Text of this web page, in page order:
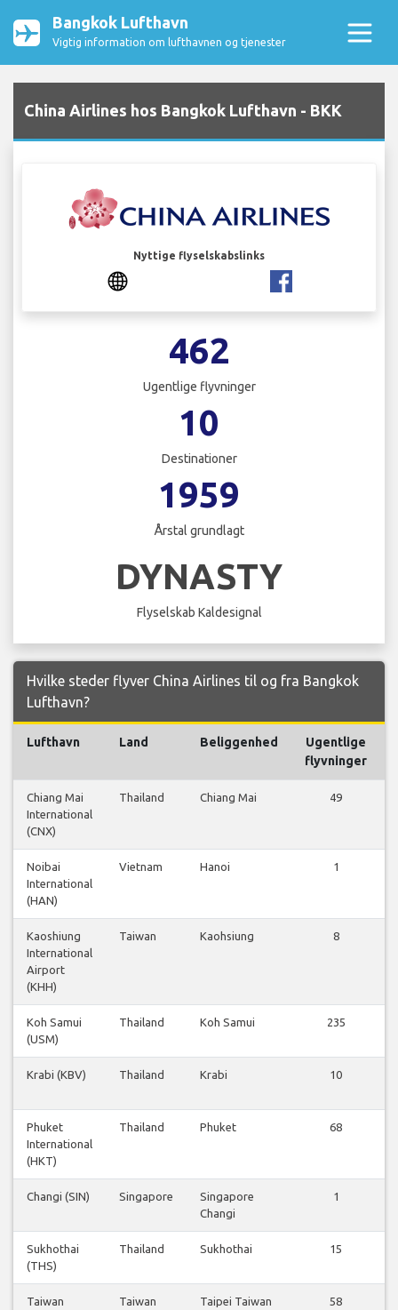
Bangkok Lufthavn
Vigtig information om lufthavnen og tjenester
China Airlines hos Bangkok Lufthavn - BKK
Nyttige flyselskabslinks
462
Ugentlige flyvninger
10
Destinationer
1959
Årstal grundlagt
DYNASTY
Flyselskab Kaldesignal
Hvilke steder flyver China Airlines til og fra Bangkok
Lufthavn?
Lufthavn Land Beliggenhed
Ugentlige
flyvninger
Chiang Mai
International
(CNX)
Thailand Chiang Mai
49
Noibai
International
(HAN)
Vietnam Hanoi
1
Kaoshiung
International
Airport
(KHH)
Taiwan Kaohsiung
8
Koh Samui
(USM)
Thailand Koh Samui
235
Krabi (KBV) Thailand Krabi
10
Phuket
International
(HKT)
Thailand Phuket
68
Changi (SIN) Singapore
Singapore
Changi
1
Sukhothai
(THS)
Thailand Sukhothai
15
Taiwan
Taiwan
Taipei Taiwan
58